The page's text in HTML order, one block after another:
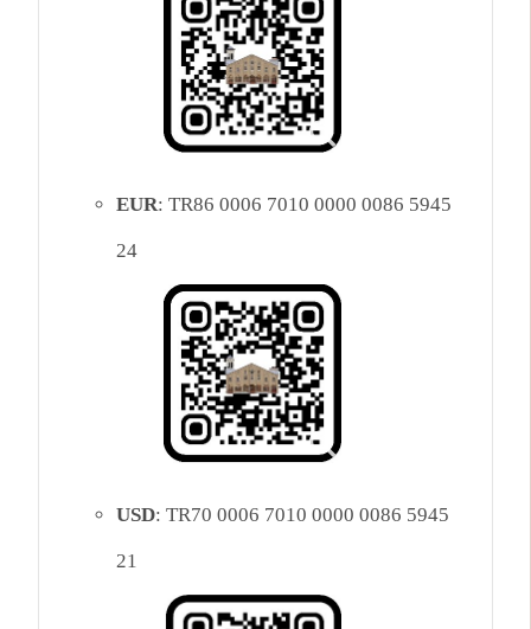
EUR: TR86 0006 7010 0000 0086 5945
24
USD: TR70 0006 7010 0000 0086 5945
21